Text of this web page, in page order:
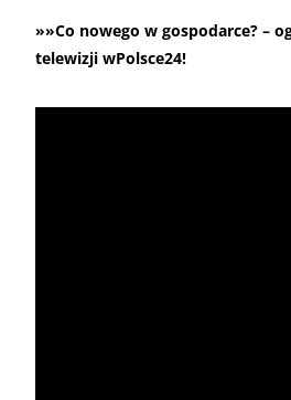
»»Co nowego w gospodarce? –
telewizji wPolsce24!